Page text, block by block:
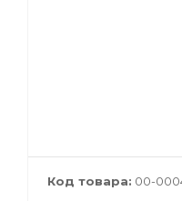
Код товара: 00-